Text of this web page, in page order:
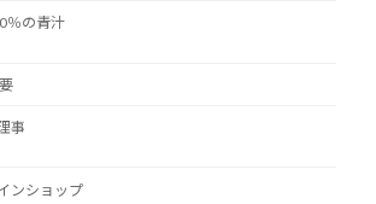
％の青汁
事
ンショップ